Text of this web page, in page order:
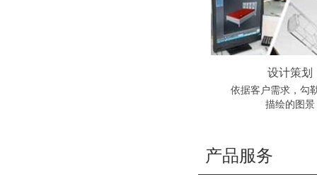
设计策划
依据客户需求，勾
描绘的图景
产品服务